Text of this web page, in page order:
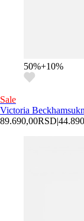
50%+10%
Sale
Victoria Beckham
89.690,00RSD|